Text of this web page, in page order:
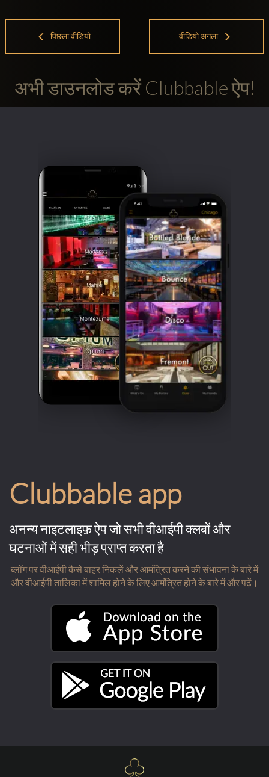
पिछला वीडियो वीडियो अगला
अभी डाउनलोड करें Clubbable ऐप!
Clubbable app
अनन्य नाइटलाइफ़ ऐप जो सभी वीआईपी क्लबों और
घटनाओं में सही भीड़ प्राप्त करता है
ब्लॉग पर वीआईपी कैसे बाहर निकलें और आमंत्रित करने की संभावना के बारे में
और वीआईपी तालिका में शामिल होने के लिए आमंत्रित होने के बारे में और पढ़ें।